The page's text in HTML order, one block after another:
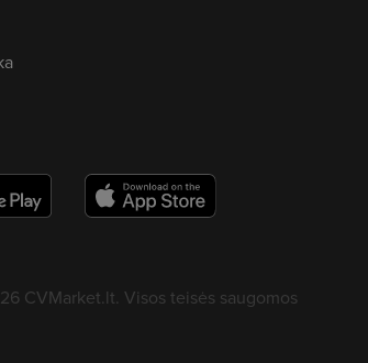
CVMarket.lt. Visos teisės saugomos